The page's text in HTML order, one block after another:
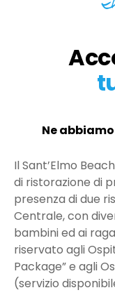
Ne
Il Sant’Elmo
di ristorazione di
presenza di due
Centrale, con
bambini ed ai
riservato agli
Package” e agli
(servizio